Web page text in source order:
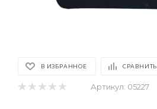
В ИЗБРАННОЕ СРАВНИТЬ
Артикул: 05227